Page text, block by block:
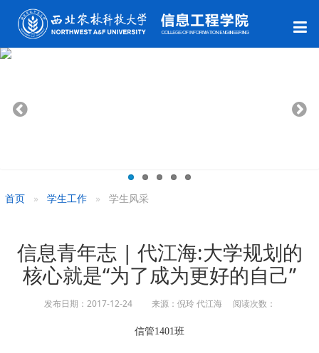
首页 学生工作 学生风采
信息青年志 | 代江海:大学规划的
核心就是“为了成为更好的自己”
发布日期：2017-12-24 来源：倪玲 代江海 阅读次数：
信管1401班